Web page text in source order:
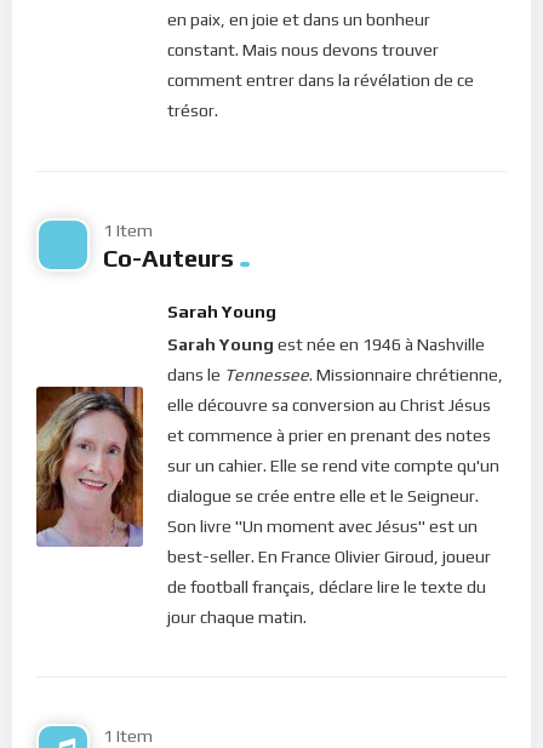
Pour vous inscrire directement aux publications, veuillez
cliquer ici : [newsletter_button id=2 label=”S’abonner”
design=”twitter”]
en paix, en joie et dans un bonheur
constant. Mais nous devons trouver
comment entrer dans la révélation de ce
trésor.
1 Item
Co-Auteurs
Sarah Young
Sarah Young est née en 1946 à Nashville
dans le Tennessee. Missionnaire chrétienne,
elle découvre sa conversion au Christ Jésus
et commence à prier en prenant des notes
sur un cahier. Elle se rend vite compte qu'un
dialogue se crée entre elle et le Seigneur.
Son livre "Un moment avec Jésus" est un
best-seller. En France Olivier Giroud, joueur
de football français, déclare lire le texte du
jour chaque matin.
1 Item